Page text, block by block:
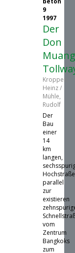
9
1997
Der
Don
Kroppen,
Heinz /
Mühle,
Rudolf
Der
Bau
einer
14
km
langen,
Hochstraße
parallel
zur
existieren
vom
Zentrum
Bangkoks
zum